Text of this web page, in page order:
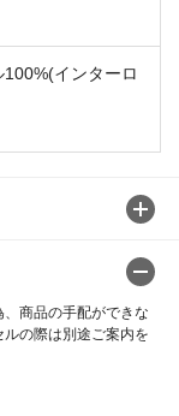
インターロ
商品の手配ができな
の際は別途ご案内を